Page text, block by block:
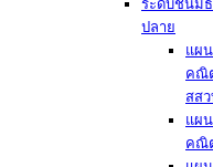
ระดับชั้นมั
ปลาย
แผ
คณิ
สส
แผ
คณิ